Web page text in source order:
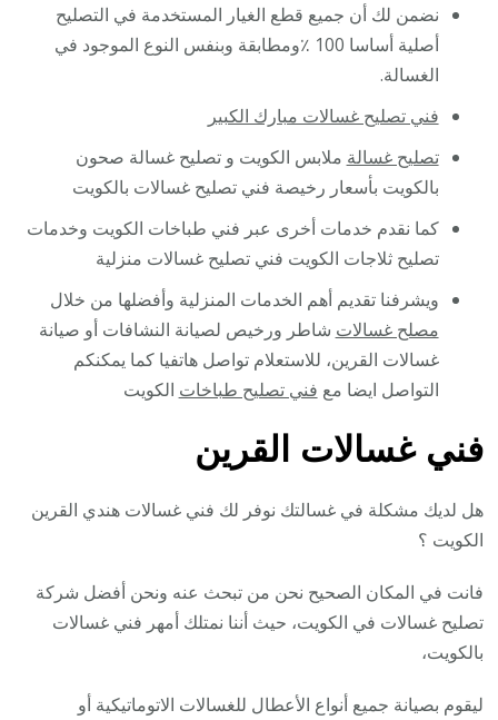
نضمن لك أن جميع قطع الغيار المستخدمة في التصليح
أصلية أساسا 100 ٪ومطابقة وبنفس النوع الموجود في
الغسالة.
فني تصليح غسالات مبارك الكبير
تصليح غسالة ملابس الكويت و تصليح غسالة صحون
بالكويت بأسعار رخيصة فني تصليح غسالات بالكويت
كما نقدم خدمات أخرى عبر فني طباخات الكويت وخدمات
تصليح ثلاجات الكويت فني تصليح غسالات منزلية
ويشرفنا تقديم أهم الخدمات المنزلية وأفضلها من خلال
مصلح غسالات شاطر ورخيص لصيانة النشافات أو صيانة
غسالات القرين، للاستعلام تواصل هاتفيا كما يمكنكم
التواصل ايضا مع فني تصليح طباخات الكويت
فني غسالات القرين
هل لديك مشكلة في غسالتك نوفر لك فني غسالات هندي القرين
الكويت ؟
فانت في المكان الصحيح نحن من تبحث عنه ونحن أفضل شركة
تصليح غسالات في الكويت، حيث أننا نمتلك أمهر فني غسالات
بالكويت،
ليقوم بصيانة جميع أنواع الأعطال للغسالات الاتوماتيكية أو